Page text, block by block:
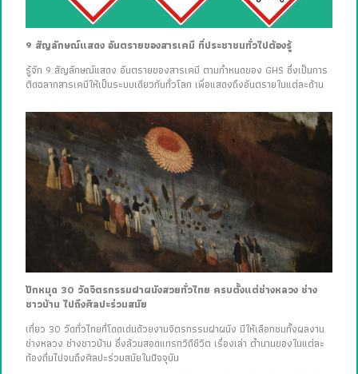
9 สัญลักษณ์แสดง อันตรายของสารเคมี ที่ประชาชนทั่วไปต้องรู้
รู้จัก 9 สัญลักษณ์แสดง อันตรายของสารเคมี ตามกำหนดของ GHS ซึ่งเป็นการ
ติดฉลากสารเคมีให้เป็นระบบเดียวกันทั่วโลก เพื่อแสดงถึงอันตรายในแต่ละด้าน
ปักหมุด 30 วัดจิตรกรรมฝาผนังสวยทั่วไทย ครบตั้งแต่ช่างหลวง ช่าง
ชาวบ้าน ไปถึงศิลปะร่วมสมัย
เที่ยว 30 วัดทั่วไทยที่โดดเด่นด้วยงานจิตรกรรมฝาผนัง มีให้เลือกชมทั้งผลงาน
ช่างหลวง ช่างชาวบ้าน ซึ่งล้วนสอดแทรกวิถีชีวิต เรื่องเล่า ตำนานของในแต่ละ
ท้องถิ่นไปจนถึงศิลปะร่วมสมัยในปัจจุบัน